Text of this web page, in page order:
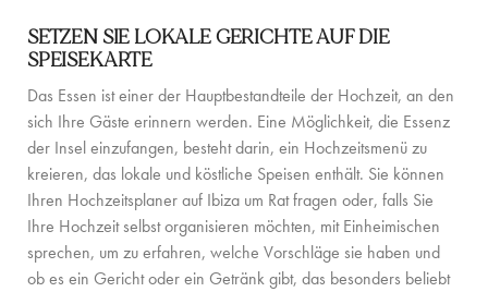
SETZEN SIE LOKALE GERICHTE AUF DIE
SPEISEKARTE
Das Essen ist einer der Hauptbestandteile der Hochzeit, an den
sich Ihre Gäste erinnern werden. Eine Möglichkeit, die Essenz
der Insel einzufangen, besteht darin, ein Hochzeitsmenü zu
kreieren, das lokale und köstliche Speisen enthält. Sie können
Ihren Hochzeitsplaner auf Ibiza um Rat fragen oder, falls Sie
Ihre Hochzeit selbst organisieren möchten, mit Einheimischen
sprechen, um zu erfahren, welche Vorschläge sie haben und
ob es ein Gericht oder ein Getränk gibt, das besonders beliebt